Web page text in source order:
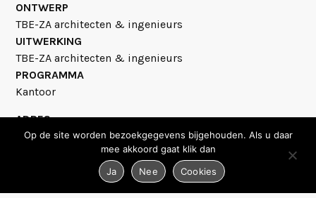
ONTWERP
TBE-ZA architecten & ingenieurs
UITWERKING
TBE-ZA architecten & ingenieurs
PROGRAMMA
Kantoor
ADRES
John Stuart Millweg 2
Op de site worden bezoekgegevens bijgehouden. Als u daar
mee akkoord gaat klik dan
Ja
Nee Cookies